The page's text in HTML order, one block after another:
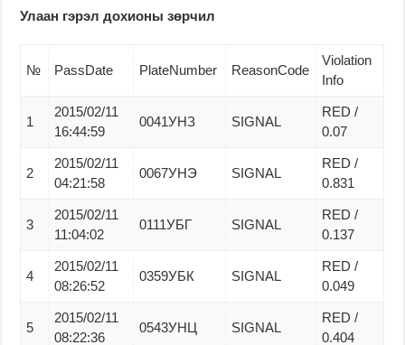
Улаан гэрэл дохионы зөрчил
№ PassDate PlateNumber ReasonCode
Violation
Info
1
2015/02/11
16:44:59
0041УНЗ SIGNAL
RED /
0.07
2
2015/02/11
04:21:58
0067УНЭ SIGNAL
RED /
0.831
3
2015/02/11
11:04:02
0111УБГ SIGNAL
RED /
0.137
4
2015/02/11
08:26:52
0359УБК SIGNAL
RED /
0.049
5
2015/02/11
08:22:36
0543УНЦ SIGNAL
RED /
0.404